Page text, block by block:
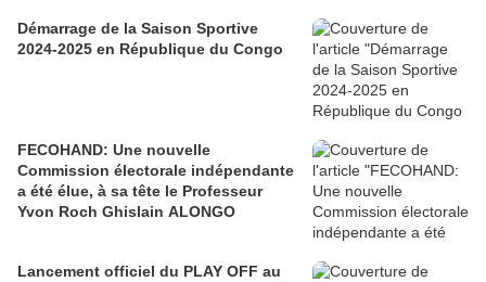
Démarrage de la Saison Sportive
2024-2025 en République du Congo
FECOHAND: Une nouvelle
Commission électorale indépendante
a été élue, à sa tête le Professeur
Yvon Roch Ghislain ALONGO
Lancement officiel du PLAY OFF au